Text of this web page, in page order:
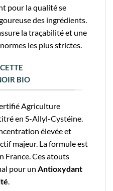
pour la qualité se
des ingrédients.
la traçabilité et une
les plus strictes.
BIO
Agriculture
en S-Allyl-Cystéine.
élevée et
majeur. La formule est
France. Ces atouts
pour un Antioxydant
.